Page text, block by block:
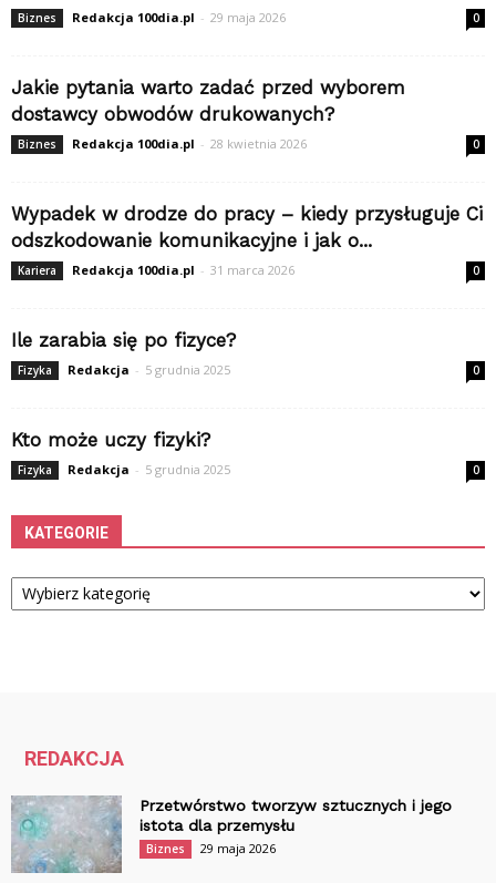
Biznes Redakcja 100dia.pl - 29 maja 2026 0
Jakie pytania warto zadać przed wyborem
dostawcy obwodów drukowanych?
Biznes Redakcja 100dia.pl - 28 kwietnia 2026 0
Wypadek w drodze do pracy – kiedy przysługuje Ci
odszkodowanie komunikacyjne i jak o...
Kariera Redakcja 100dia.pl - 31 marca 2026 0
Ile zarabia się po fizyce?
Fizyka Redakcja - 5 grudnia 2025 0
Kto może uczy fizyki?
Fizyka Redakcja - 5 grudnia 2025 0
KATEGORIE
Kategorie
REDAKCJA
Przetwórstwo tworzyw sztucznych i jego
istota dla przemysłu
Biznes 29 maja 2026